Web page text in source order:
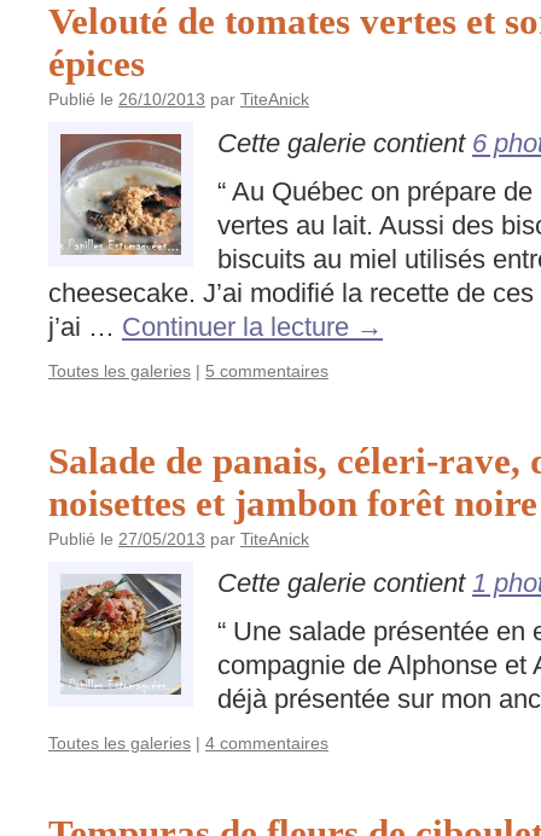
Velouté de tomates vertes et
épices
Publié le 26/10/2013 par TiteAnick
Cette galerie contient 6
“ Au Québec on prépare
vertes au lait. Aussi des
biscuits au miel utilisés
cheesecake. J’ai modifié la recette de
j’ai … Continuer la lecture →
Toutes les galeries | 5 commentaires
Salade de panais, céleri-rave,
noisettes et jambon forêt noire
Publié le 27/05/2013 par TiteAnick
Cette galerie contient 1
“ Une salade présentée en
compagnie de Alphonse et
déjà présentée sur mon
Toutes les galeries | 4 commentaires